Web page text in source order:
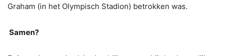
Graham (in het Olympisch Stadion) betrokken was.
Samen?